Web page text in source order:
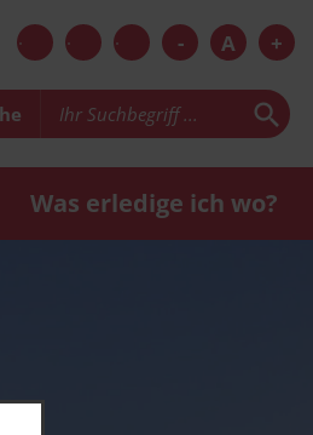
- A +
Was erledige ich wo?